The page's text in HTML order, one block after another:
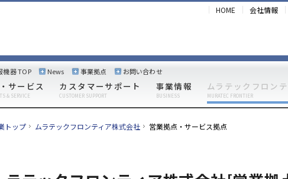
HOME 会社情報
サービス
& SERVICE
カスタマーサポート
CUSTOMER SUPPORT
事業情報
BUSINESS
ムラテックフロン
MURATEC FRONTIER
機器 TOP News 事業拠点 お問い合わせ
トップ ムラテックフロンティア株式会社 営業拠点・サービス拠点